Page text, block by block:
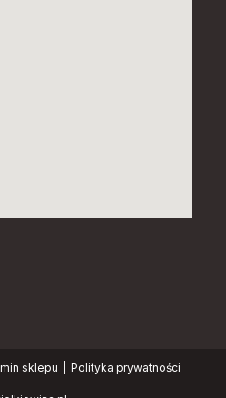
sklepu Polityka prywatności